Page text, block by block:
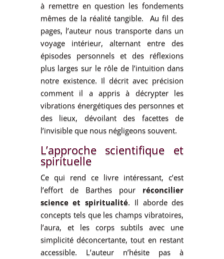
à remettre en question les fondements
mêmes de la réalité tangible. Au fil des
pages, l’auteur nous transporte dans un
voyage intérieur, alternant entre des
épisodes personnels et des réflexions
plus larges sur le rôle de l’intuition dans
notre existence. Il décrit avec précision
comment il a appris à décrypter les
vibrations énergétiques des personnes et
des lieux, dévoilant des facettes de
l’invisible que nous négligeons souvent.
L’approche scientifique et
spirituelle
Ce qui rend ce livre intéressant, c’est
l’effort de Barthes pour réconcilier
science et spiritualité. Il aborde des
concepts tels que les champs vibratoires,
l’aura, et les corps subtils avec une
simplicité déconcertante, tout en restant
accessible. L’auteur n’hésite pas à